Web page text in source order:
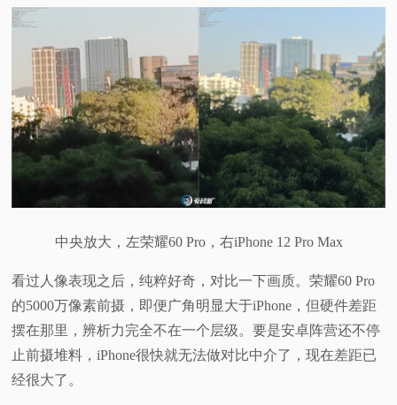
中央放大，左荣耀60 Pro，右iPhone 12 Pro Max
看过人像表现之后，纯粹好奇，对比一下画质。荣耀60 Pro
的5000万像素前摄，即便广角明显大于iPhone，但硬件差距
摆在那里，辨析力完全不在一个层级。要是安卓阵营还不停
止前摄堆料，iPhone很快就无法做对比中介了，现在差距已
经很大了。